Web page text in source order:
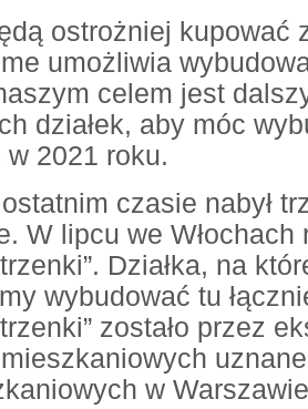
ostrożniej kupować
umożliwia
celem jest
działek, aby móc
2021 roku.
czasie nabył
W lipcu we
Działka, na
wybudować tu
zostało przez
w